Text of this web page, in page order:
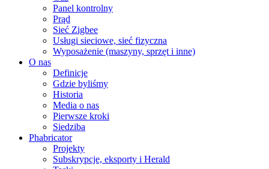
Panel kontrolny
Prąd
Sieć Zigbee
Usługi sieciowe, sieć fizyczna
Wyposażenie (maszyny, sprzęt i inne)
O nas
Definicje
Gdzie byliśmy
Historia
Media o nas
Pierwsze kroki
Siedziba
Phabricator
Projekty
Subskrypcje, eksporty i Herald